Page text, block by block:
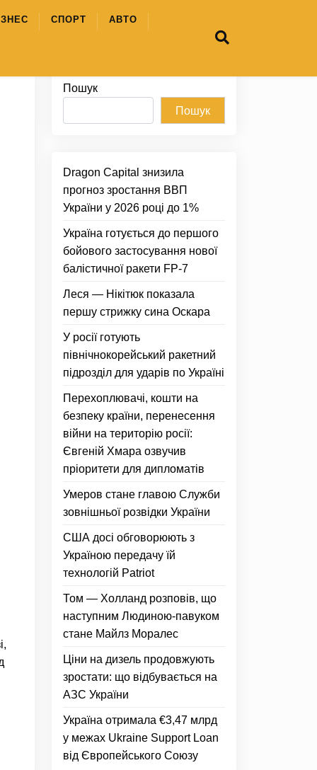
СПОРТ АВТО
Пошук
Пошук
Dragon Capital знизила
прогноз зростання ВВП
України у 2026 році до 1%
Україна готується до першого
бойового застосування нової
балістичної ракети FP-7
Леся — Нікітюк показала
першу стрижку сина Оскара
У росії готують
північнокорейський ракетний
підрозділ для ударів по Україні
Перехоплювачі, кошти на
безпеку країни, перенесення
війни на територію росії:
Євгеній Хмара озвучив
пріоритети для дипломатів
Умеров стане главою Служби
зовнішньої розвідки України
США досі обговорюють з
Україною передачу їй
технологій Patriot
Том — Холланд розповів, що
наступним Людиною-павуком
стане Майлз Моралес
Ціни на дизель продовжують
зростати: що відбувається на
АЗС України
Україна отримала €3,47 млрд
у межах Ukraine Support Loan
від Європейського Союзу